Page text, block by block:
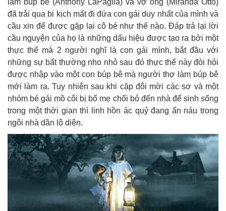
làm búp bê (Anthony LaPaglia) và vợ ông (Miranda Otto)
đã trải qua bi kịch mất đi đứa con gái duy nhất của mình và
cầu xin để được gặp lại cô bé như thế nào. Đáp trả lại lời
cầu nguyện của họ là những dấu hiệu được tạo ra bởi một
thực thể mà 2 người nghĩ là con gái mình, bắt đầu với
những sự bất thường nho nhỏ sau đó thực thể này đòi hỏi
được nhập vào một con búp bê mà người thợ làm búp bê
mới làm ra. Tuy nhiên sau khi cặp đôi mời các sơ và một
nhóm bé gái mồ côi bị bố mẹ chối bỏ đến nhà để sinh sống
trong một thời gian thì linh hồn ác quỷ đang ẩn náu trong
ngôi nhà dần lộ diện.